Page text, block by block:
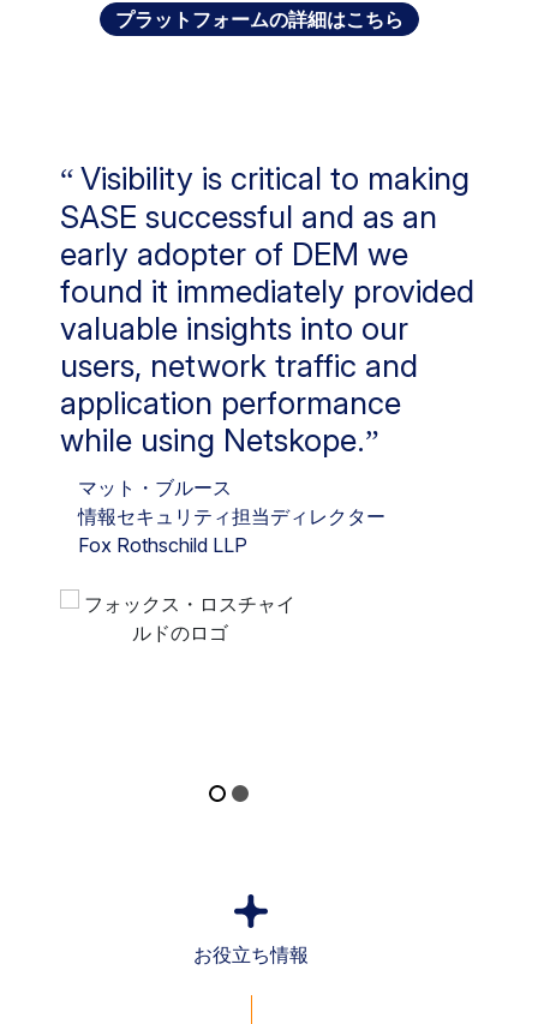
プラットフォームの詳細はこちら
Visibility is critical to making
SASE successful and as an
early adopter of DEM we
found it immediately provided
valuable insights into our
users, network traffic and
application performance
while using Netskope.
マット・ブルース
情報セキュリティ担当ディレクター
Fox Rothschild LLP
お役立ち情報